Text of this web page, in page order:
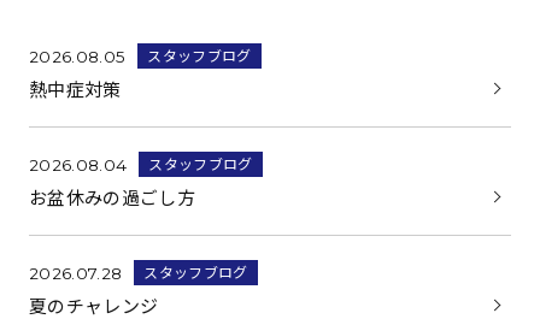
2026.08.05 スタッフブログ
熱中症対策
2026.08.04 スタッフブログ
お盆休みの過ごし方
2026.07.28 スタッフブログ
夏のチャレンジ